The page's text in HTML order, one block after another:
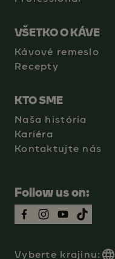
VŠETKO O KÁVE
Kávové remeslo
Recepty
KTO SME
Naša história
Kariéra
Kontaktujte nás
Follow us on:
Vyberte krajinu: